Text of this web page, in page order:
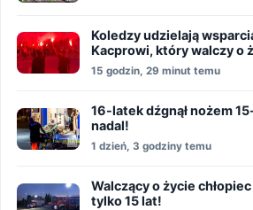
Koledzy udzielają
Kacprowi, który walczy o
nożownika!
15 godzin, 29 minut temu
16-latek dźgnął nożem
nadal!
1 dzień, 3 godziny temu
Walczący o życie
tylko 15 lat!